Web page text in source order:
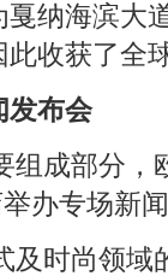
纳海滨大
收获了全
发布会
组成部分，
办专场新
及时尚领域